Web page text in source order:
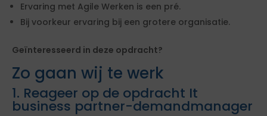
Ervaring met Agile Werken is een pré.
Bij voorkeur ervaring bij een grotere organisatie.
Geïnteresseerd in deze opdracht?
Zo gaan wij te werk
1. Reageer op de opdracht It
business partner-demandmanager